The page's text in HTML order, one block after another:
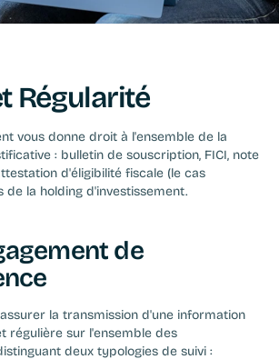
Régularité
vous donne droit à l'ensemble de la
: bulletin de souscription, FICI, note
d'éligibilité fiscale (le cas
de la holding d'investissement.
de
la transmission d'une information
régulière sur l'ensemble des
deux typologies de suivi :